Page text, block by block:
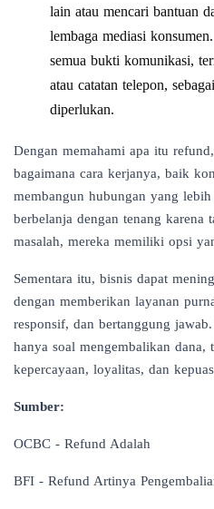
lain atau mencari bantuan
lembaga mediasi
semua bukti komunikasi,
atau catatan telepon,
diperlukan.
Dengan memahami apa itu
bagaimana cara kerjanya, baik
membangun hubungan yang
berbelanja dengan tenang karena
masalah, mereka memiliki opsi
Sementara itu, bisnis dapat
dengan memberikan layanan
responsif, dan bertanggung
hanya soal mengembalikan dana,
kepercayaan, loyalitas, dan
Sumber:
OCBC - Refund Adalah
BFI - Refund Artinya